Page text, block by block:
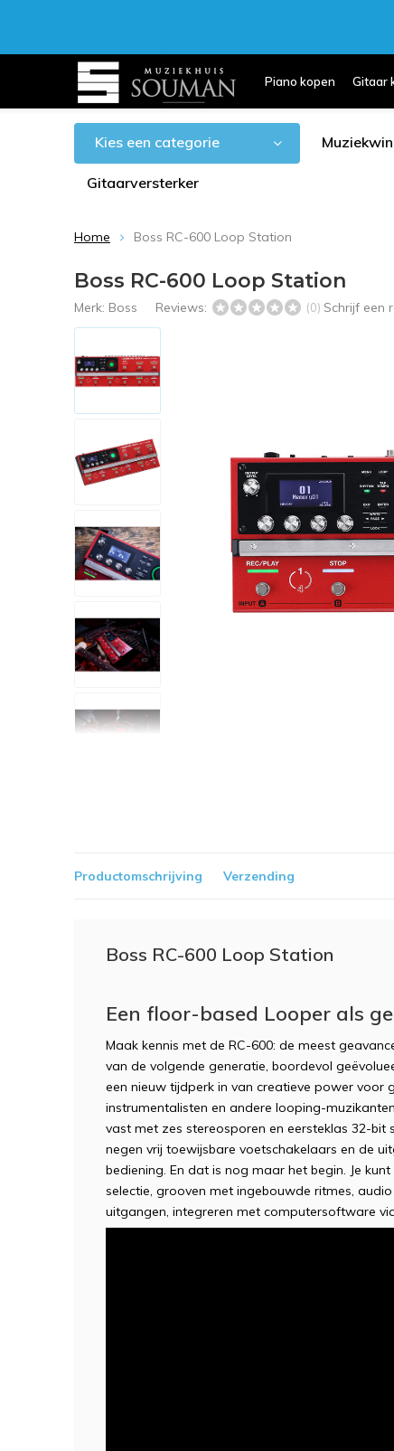
Piano kopen Gitaar
Kies een categorie
Gitaarversterker
Home Boss RC-600 Loop Station
Boss RC-600 Loop Station
Merk: Boss Reviews: (0) Schrijf een
Productomschrijving Verzending
Boss RC-600 Loop Station
Een floor-based Looper als
Maak kennis met de RC-600: de meest
van de volgende generatie, boordevol
een nieuw tijdperk in van creatieve power voor
instrumentalisten en andere looping-
vast met zes stereosporen en eersteklas 32-
negen vrij toewijsbare voetschakelaars en de
bediening. En dat is nog maar het begin. Je
selectie, grooven met ingebouwde ritmes,
uitgangen, integreren met computersoftware